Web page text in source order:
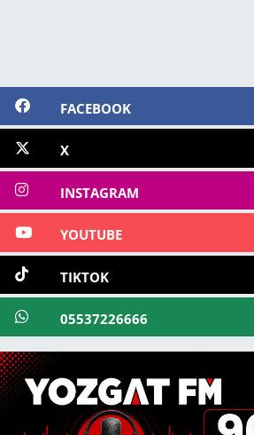
FACEBOOK
X
INSTAGRAM
YOUTUBE
TIKTOK
05537226666